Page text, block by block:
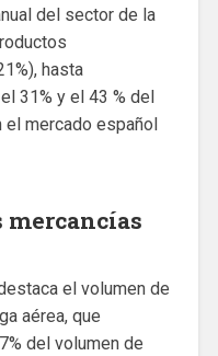
del sector de la
hasta
31% y el 43 % del
mercado español
mercancías
el volumen de
aérea, que
del volumen de